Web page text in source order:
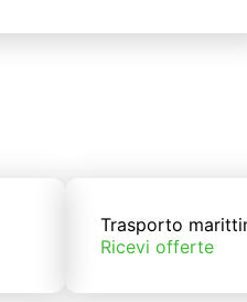
Trasporto
Ricevi offerte